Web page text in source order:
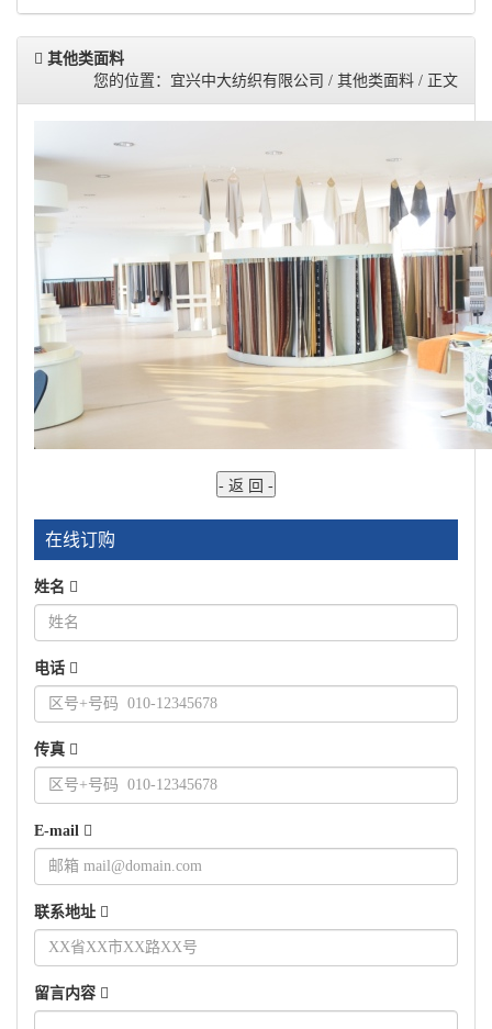
其他类面料
您的位置：宜兴中大纺织有限公司 / 其他类面料 / 正文
在线订购
姓名
电话
传真
E-mail
联系地址
留言内容